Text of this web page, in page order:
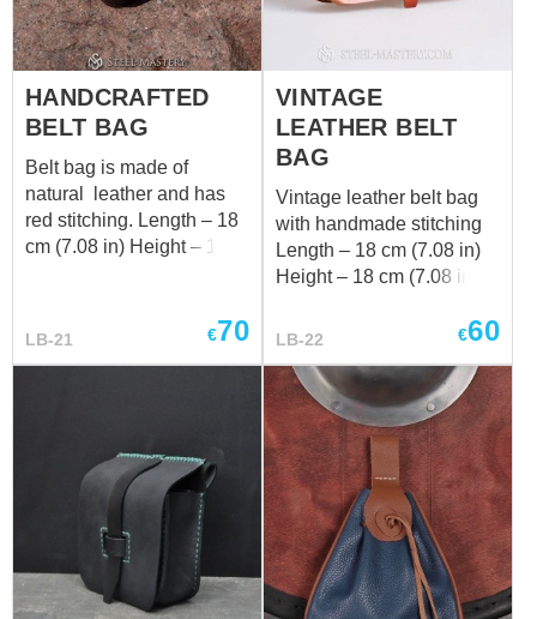
HANDCRAFTED
BELT BAG
Belt bag is made of
natural leather and has
red stitching. Length – 18
cm (7.08 in) Height – 18
LB-21 €70
VINTAGE
LEATHER BELT
BAG
Vintage leather belt bag
with handmade stitching
Length – 18 cm (7.08 in)
Height – 18 cm (7.08 in)
LB-22 €60